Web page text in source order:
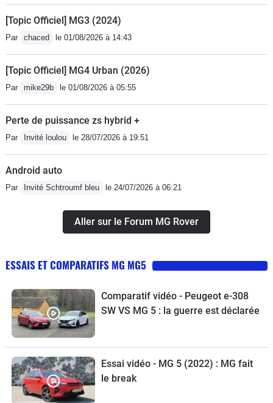
[Topic Officiel] MG3 (2024)
Par chaced le 01/08/2026 à 14:43
[Topic Officiel] MG4 Urban (2026)
Par mike29b le 01/08/2026 à 05:55
Perte de puissance zs hybrid +
Par Invité loulou le 28/07/2026 à 19:51
Android auto
Par Invité Schtroumf bleu le 24/07/2026 à 06:21
Aller sur le Forum MG Rover
ESSAIS ET COMPARATIFS MG MG5
Comparatif vidéo - Peugeot e-308
SW VS MG 5 : la guerre est déclarée
Essai vidéo - MG 5 (2022) : MG fait
le break